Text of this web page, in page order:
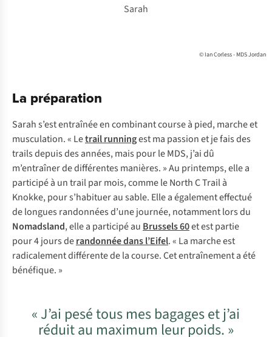
Sarah
© Ian Corless - MDS Jordan
La préparation
Sarah s’est entraînée en combinant course à pied, marche et
musculation. « Letrail runningest ma passion et je fais des
trails depuis des années, mais pour le MDS, j’ai dû
m’entraîner de différentes manières. » Au printemps, elle a
participé à un trail par mois, comme le North C Trail à
Knokke, pour s’habituer au sable. Elle a également effectué
de longues randonnées d’une journée, notamment lors du
Nomadsland, elle a participé au Brussels 60et est partie
pour 4 jours derandonnée dans l’Eifel. « La marche est
radicalement différente de la course. Cet entraînement a été
bénéfique. »
« J’ai pesé tous mes bagages et j’ai
réduit au maximum leur poids. »